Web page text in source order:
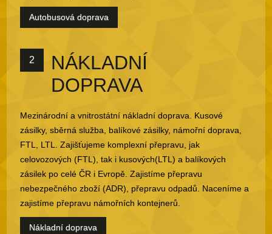
Autobusová doprava
2
NÁKLADNÍ
DOPRAVA
Mezinárodní a vnitrostátní nákladní doprava. Kusové
zásilky, sběrná služba, balíkové zásilky, námořní doprava,
FTL, LTL. Zajišťujeme komplexní přepravu, jak
celovozových (FTL), tak i kusových(LTL) a balíkových
zásilek po celé ČR i Evropě. Zajistíme přepravu
nebezpečného zboží (ADR), přepravu odpadů. Naceníme a
zajistíme přepravu námořních kontejnerů.
Nákladní doprava